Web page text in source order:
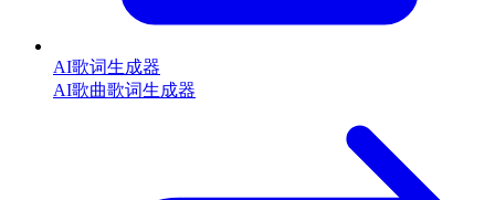
AI歌词生成器
AI歌曲歌词生成器